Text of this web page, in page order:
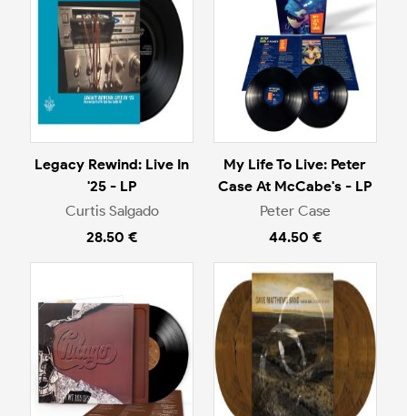
Legacy Rewind: Live In
'25 - LP
Curtis Salgado
28.50 €
My Life To Live: Peter
Case At McCabe's - LP
Peter Case
44.50 €